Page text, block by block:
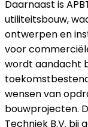
Daarnaast is
utiliteitsbouw,
ontwerpen en
voor
wordt aandacht
wensen van
bouwprojecten.
Techniek B.V. bij